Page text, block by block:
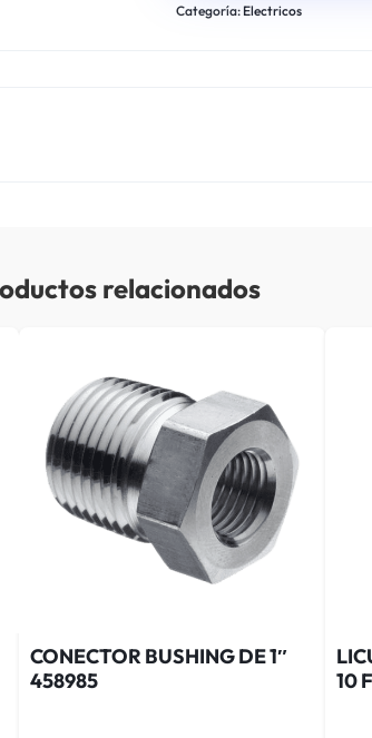
Categoría: Electricos
relacionados
CONECTOR BUSHING DE 1″
458985
10